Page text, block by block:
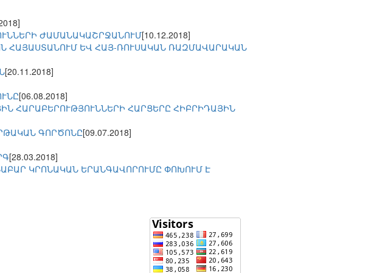
ԺԱՄԱՆԱԿԱՇՐՋԱՆՈՒՄ[10.12.2018]
ՀԱՅԱՍՏԱՆՈՒՄ ԵՎ ՀԱՅ-ՌՈՒՍԱԿԱՆ ՌԱԶՄԱՎԱՐԱԿԱՆ
[20.11.2018]
[06.08.2018]
ՀԱՐԱԲԵՐՈՒԹՅՈՒՆՆԵՐԻ ՀԱՐՑԵՐԸ ՀԻԲՐԻԴԱՅԻՆ
ԳՈՐԾՈՆԸ[09.07.2018]
[28.03.2018]
ԿՐՈՆԱԿԱՆ ԵՐԱՆԳԱՎՈՐՈՒՄԸ ՓՈԽՈՒՄ Է